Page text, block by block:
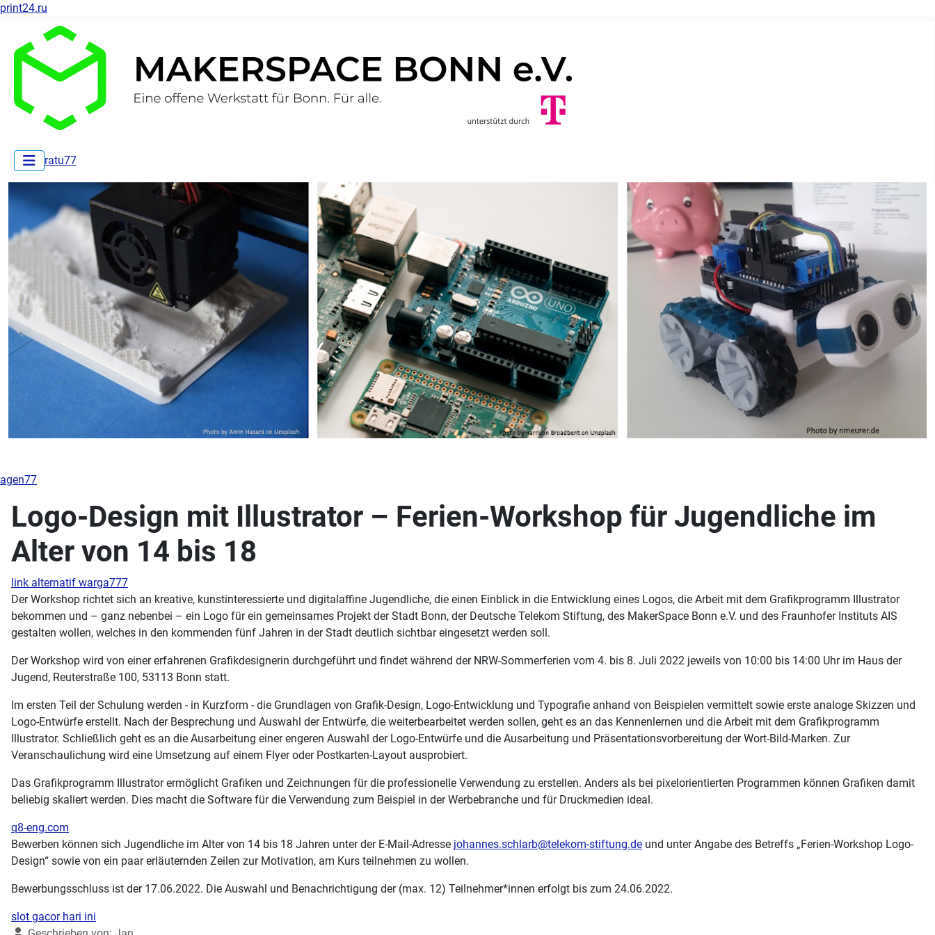
print24.ru
ratu77
agen77
Logo-Design mit Illustrator – Ferien-Workshop für Jugendliche im
Alter von 14 bis 18
link alternatif warga777
Der Workshop richtet sich an kreative, kunstinteressierte und digitalaffine Jugendliche, die einen Einblick in die Entwicklung eines Logos, die Arbeit mit dem Grafikprogramm Illustrator
bekommen und – ganz nebenbei – ein Logo für ein gemeinsames Projekt der Stadt Bonn, der Deutsche Telekom Stiftung, des MakerSpace Bonn e.V. und des Fraunhofer Instituts AIS
gestalten wollen, welches in den kommenden fünf Jahren in der Stadt deutlich sichtbar eingesetzt werden soll.
Der Workshop wird von einer erfahrenen Grafikdesignerin durchgeführt und findet während der NRW-Sommerferien vom 4. bis 8. Juli 2022 jeweils von 10:00 bis 14:00 Uhr im Haus der
Jugend, Reuterstraße 100, 53113 Bonn statt.
Im ersten Teil der Schulung werden - in Kurzform - die Grundlagen von Grafik-Design, Logo-Entwicklung und Typografie anhand von Beispielen vermittelt sowie erste analoge Skizzen und
Logo-Entwürfe erstellt. Nach der Besprechung und Auswahl der Entwürfe, die weiterbearbeitet werden sollen, geht es an das Kennenlernen und die Arbeit mit dem Grafikprogramm
Illustrator. Schließlich geht es an die Ausarbeitung einer engeren Auswahl der Logo-Entwürfe und die Ausarbeitung und Präsentationsvorbereitung der Wort-Bild-Marken. Zur
Veranschaulichung wird eine Umsetzung auf einem Flyer oder Postkarten-Layout ausprobiert.
Das Grafikprogramm Illustrator ermöglicht Grafiken und Zeichnungen für die professionelle Verwendung zu erstellen. Anders als bei pixelorientierten Programmen können Grafiken damit
beliebig skaliert werden. Dies macht die Software für die Verwendung zum Beispiel in der Werbebranche und für Druckmedien ideal.
q8-eng.com
Bewerben können sich Jugendliche im Alter von 14 bis 18 Jahren unter der E-Mail-Adresse johannes.schlarb@telekom-stiftung.de und unter Angabe des Betreffs „Ferien-Workshop Logo-
Design“ sowie von ein paar erläuternden Zeilen zur Motivation, am Kurs teilnehmen zu wollen.
Bewerbungsschluss ist der 17.06.2022. Die Auswahl und Benachrichtigung der (max. 12) Teilnehmer*innen erfolgt bis zum 24.06.2022.
slot gacor hari ini